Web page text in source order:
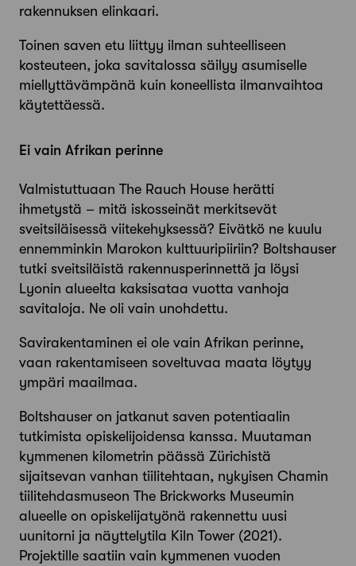
rakennuksen elinkaari.
Toinen saven etu liittyy ilman suhteelliseen
kosteuteen, joka savitalossa säilyy asumiselle
miellyttävämpänä kuin koneellista ilmanvaihtoa
käytettäessä.
Ei vain Afrikan perinne
Valmistuttuaan The Rauch House herätti
ihmetystä – mitä iskosseinät merkitsevät
sveitsiläisessä viitekehyksessä? Eivätkö ne kuulu
ennemminkin Marokon kulttuuripiiriin? Boltshauser
tutki sveitsiläistä rakennusperinnettä ja löysi
Lyonin alueelta kaksisataa vuotta vanhoja
savitaloja. Ne oli vain unohdettu.
Savirakentaminen ei ole vain Afrikan perinne,
vaan rakentamiseen soveltuvaa maata löytyy
ympäri maailmaa.
Boltshauser on jatkanut saven potentiaalin
tutkimista opiskelijoidensa kanssa. Muutaman
kymmenen kilometrin päässä Zürichistä
sijaitsevan vanhan tiilitehtaan, nykyisen Chamin
tiilitehdasmuseon The Brickworks Museumin
alueelle on opiskelijatyönä rakennettu uusi
uunitorni ja näyttelytila Kiln Tower (2021).
Projektille saatiin vain kymmenen vuoden